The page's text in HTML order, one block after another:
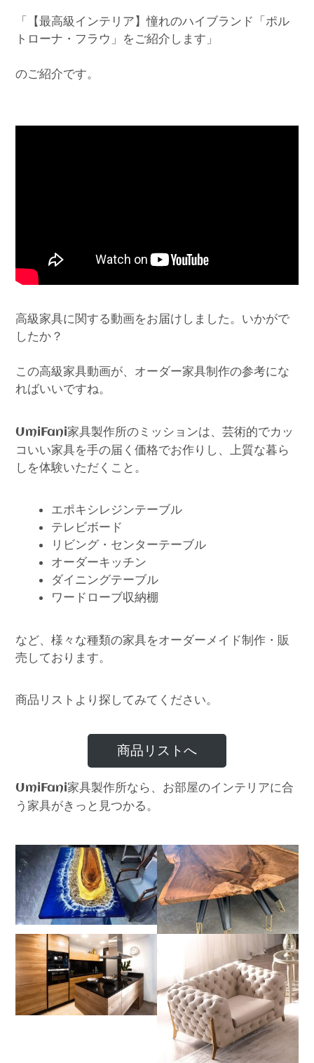
「【最高級インテリア】憧れのハイブランド「ポル
トローナ・フラウ」をご紹介します」
のご紹介です。
高級家具に関する動画をお届けしました。いかがで
したか？
この高級家具動画が、オーダー家具制作の参考にな
ればいいですね。
UmiFani家具製作所のミッションは、芸術的でカッ
コいい家具を手の届く価格でお作りし、上質な暮ら
しを体験いただくこと。
エポキシレジンテーブル
テレビボード
リビング・センターテーブル
オーダーキッチン
ダイニングテーブル
ワードローブ収納棚
など、様々な種類の家具をオーダーメイド制作・販
売しております。
商品リストより探してみてください。
商品リストへ
UmiFani家具製作所なら、お部屋のインテリアに合
う家具がきっと見つかる。